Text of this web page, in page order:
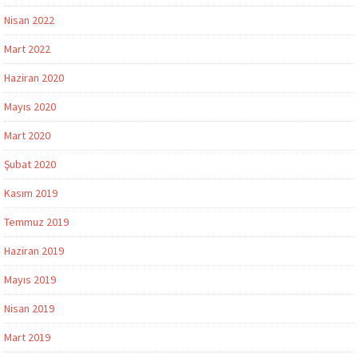
Nisan 2022
Mart 2022
Haziran 2020
Mayıs 2020
Mart 2020
Şubat 2020
Kasım 2019
Temmuz 2019
Haziran 2019
Mayıs 2019
Nisan 2019
Mart 2019